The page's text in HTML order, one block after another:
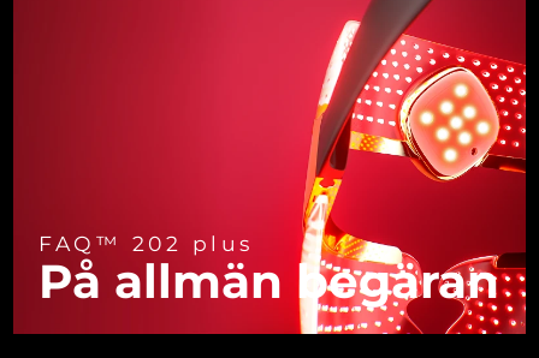
FAQ™ 202 plus
På allmän begäran
Förväntad leverans 10/08/2026
Förväntad leverans11/08/2026
Förväntad leverans 15/08/2026
Förväntad leverans